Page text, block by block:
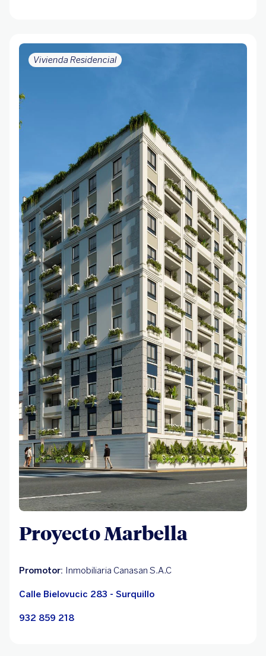
Vivienda Residencial
Proyecto Marbella
Promotor: Inmobiliaria Canasan S.A.C
Calle Bielovucic 283 - Surquillo
932 859 218